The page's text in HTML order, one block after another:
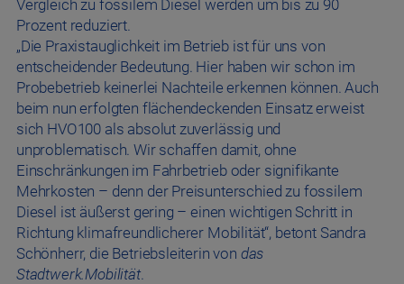
Vergleich zu fossilem Diesel werden um bis zu 90
Prozent reduziert.
„Die Praxistauglichkeit im Betrieb ist für uns von
entscheidender Bedeutung. Hier haben wir schon im
Probebetrieb keinerlei Nachteile erkennen können. Auch
beim nun erfolgten flächendeckenden Einsatz erweist
sich HVO100 als absolut zuverlässig und
unproblematisch. Wir schaffen damit, ohne
Einschränkungen im Fahrbetrieb oder signifikante
Mehrkosten – denn der Preisunterschied zu fossilem
Diesel ist äußerst gering – einen wichtigen Schritt in
Richtung klimafreundlicherer Mobilität“, betont Sandra
Schönherr, die Betriebsleiterin von das
Stadtwerk.Mobilität.